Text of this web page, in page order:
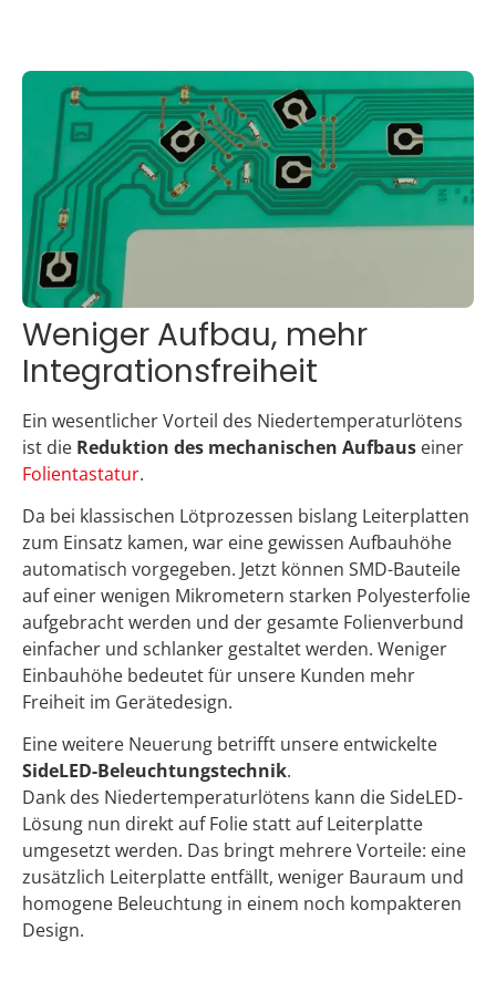
Weniger Aufbau, mehr
Integrationsfreiheit
Ein wesentlicher Vorteil des Niedertemperaturlötens
ist die Reduktion des mechanischen Aufbaus einer
Folientastatur.
Da bei klassischen Lötprozessen bislang Leiterplatten
zum Einsatz kamen, war eine gewissen Aufbauhöhe
automatisch vorgegeben. Jetzt können SMD-Bauteile
auf einer wenigen Mikrometern starken Polyesterfolie
aufgebracht werden und der gesamte Folienverbund
einfacher und schlanker gestaltet werden. Weniger
Einbauhöhe bedeutet für unsere Kunden mehr
Freiheit im Gerätedesign.
Eine weitere Neuerung betrifft unsere entwickelte
SideLED-Beleuchtungstechnik.
Dank des Niedertemperaturlötens kann die SideLED-
Lösung nun direkt auf Folie statt auf Leiterplatte
umgesetzt werden. Das bringt mehrere Vorteile: eine
zusätzlich Leiterplatte entfällt, weniger Bauraum und
homogene Beleuchtung in einem noch kompakteren
Design.